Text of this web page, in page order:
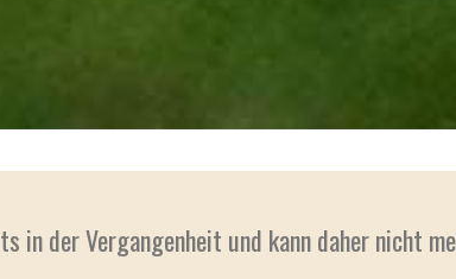
in der Vergangenheit und kann daher nicht